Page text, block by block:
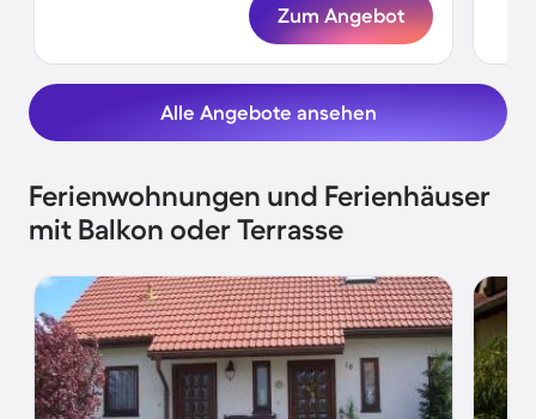
Zum Angebot
Alle Angebote ansehen
Ferienwohnungen und Ferienhäuser
mit Balkon oder Terrasse